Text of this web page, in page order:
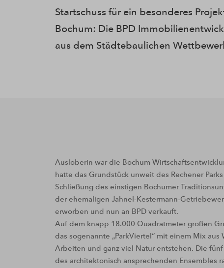
Startschuss für ein besonderes
Bochum: Die BPD
aus dem Städtebaulichen
Ausloberin war die Bochum
hatte das Grundstück unweit des Rechener Parks
Schließung des einstigen Bochumer
der ehemaligen Jahnel-Kestermann-
erworben und nun an BPD verkauft.
Auf dem knapp 18.000 Quadratmeter großen
das sogenannte „ParkViertel“ mit einem Mix aus
Arbeiten und ganz viel Natur entstehen. Die
des architektonisch ansprechenden Ensembles